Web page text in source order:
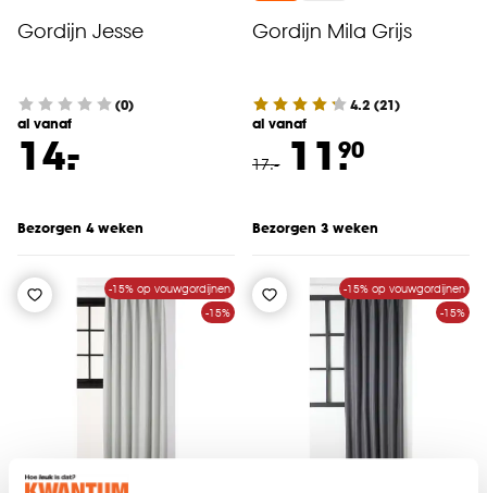
Gordijn Jesse
(0)
al vanaf
14.
-
Bezorgen 4 weken
Gordijn Mila Grijs
4.2 (21)
al vanaf
17.- 11.90
Bezorgen 3 weken
-15% op vouwgordijnen
-15%
-15% op vouwgordijnen
-15%